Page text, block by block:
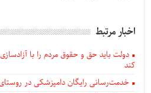
اخبار مرتبط
دولت باید حق و حقوق مردم را با
کند
خدمت‌رسانی رایگان دامپزشکی در